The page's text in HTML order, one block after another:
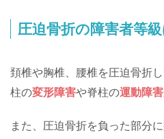
圧迫骨折の障害者等
頚椎や胸椎、腰椎を圧迫骨折
柱の変形障害や脊柱の運動障害
また、圧迫骨折を負った部分に